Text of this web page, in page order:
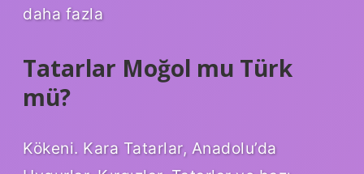
daha fazla
Tatarlar Moğol mu Türk
mü?
Kökeni. Kara Tatarlar, Anadolu’da